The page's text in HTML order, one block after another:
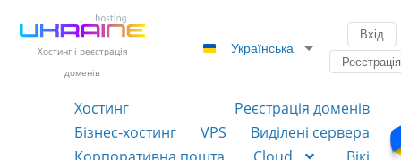
Хостинг і реєстрація
доменів
Українська
Вхід
Реєстрація
Хостинг
Реєстрація доменів
Бізнес-хостинг
VPS
Виділені сервера